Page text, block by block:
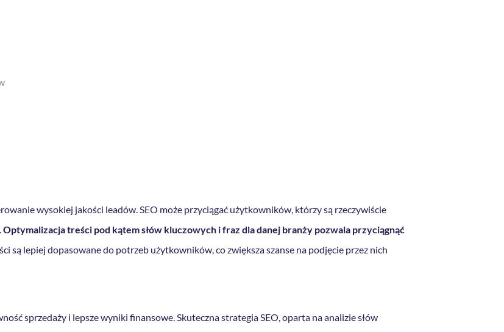
wysokiej jakości leadów. SEO może przyciągać użytkowników, którzy są rzeczywiście
Optymalizacja treści pod kątem słów kluczowych i fraz dla danej branży pozwala przyciągnąć
są lepiej dopasowane do potrzeb użytkowników, co zwiększa szanse na podjęcie przez nich
sprzedaży i lepsze wyniki finansowe. Skuteczna strategia SEO, oparta na analizie słów